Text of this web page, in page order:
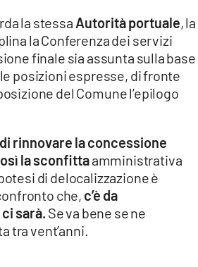
la stessa Autorità portuale, la
la Conferenza dei servizi
finale sia assunta sulla base
posizioni espresse, di fronte
del Comune l’epilogo
rinnovare la concessione
la sconfittaamministrativa
di delocalizzazione è
che, c’è da
sarà. Se va bene se ne
tra vent’anni.